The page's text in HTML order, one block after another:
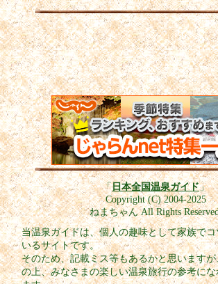
「日本全国温泉ガイド」
Copyright (C) 2004-2025
ねまちゃん All Rights
当温泉ガイドは、個人の趣味として家族で
いるサイトです。
そのため、記載ミス等もあるかと思います
の上、みなさまの楽しい温泉旅行の参考に